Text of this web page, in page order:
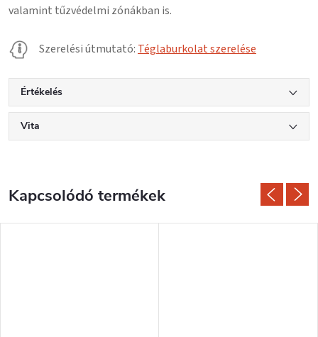
valamint tűzvédelmi zónákban is.
Szerelési útmutató: Téglaburkolat szerelése
Értékelés
Vita
Kapcsolódó termékek